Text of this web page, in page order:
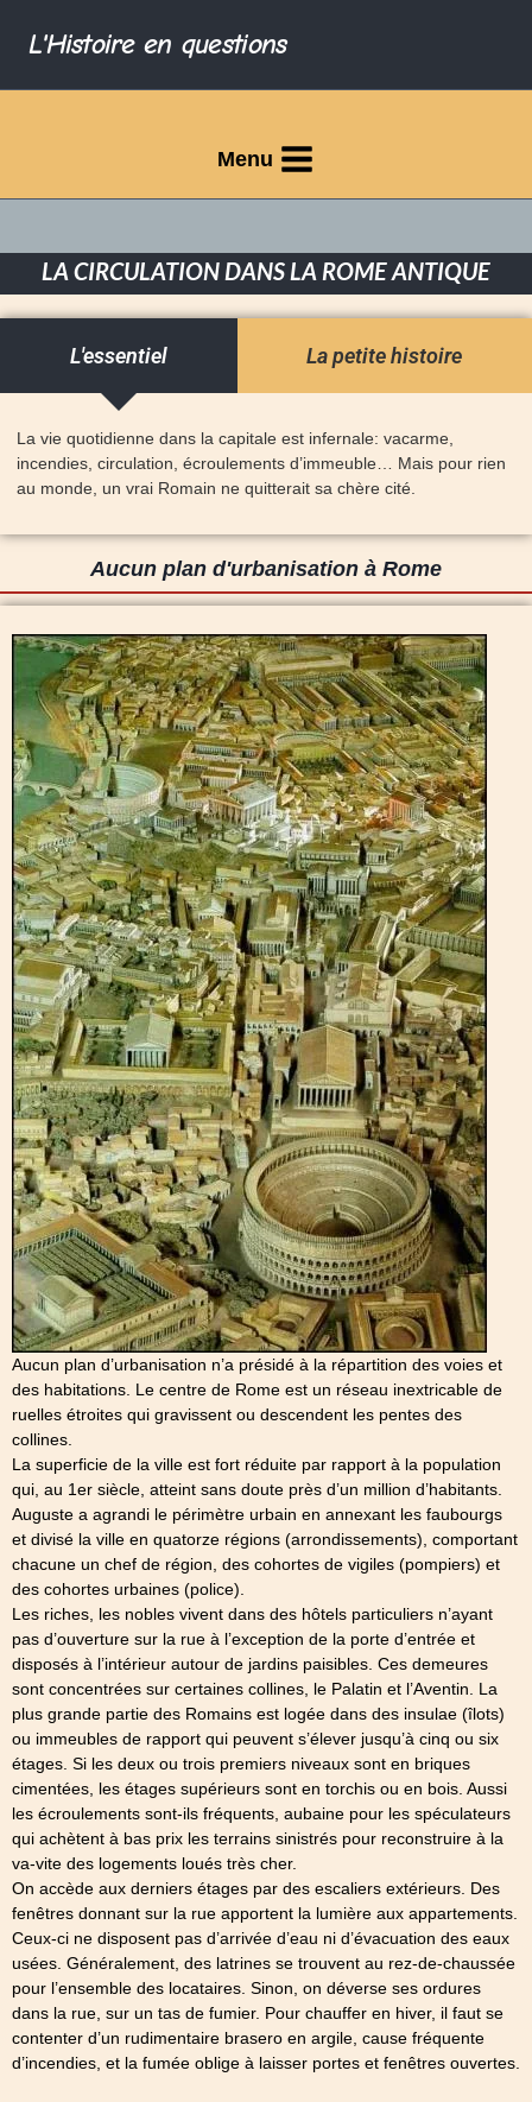
L'Histoire en questions
Menu
LA CIRCULATION DANS LA ROME ANTIQUE
L'essentiel La petite histoire
La vie quotidienne dans la capitale est infernale: vacarme,
incendies, circulation, écroulements d’immeuble… Mais pour rien
au monde, un vrai Romain ne quitterait sa chère cité.
Aucun plan d'urbanisation à Rome
Aucun plan d’urbanisation n’a présidé à la répartition des voies et
des habitations. Le centre de Rome est un réseau inextricable de
ruelles étroites qui gravissent ou descendent les pentes des
collines.
La superficie de la ville est fort réduite par rapport à la population
qui, au 1er siècle, atteint sans doute près d’un million d’habitants.
Auguste a agrandi le périmètre urbain en annexant les faubourgs
et divisé la ville en quatorze régions (arrondissements), comportant
chacune un chef de région, des cohortes de vigiles (pompiers) et
des cohortes urbaines (police).
Les riches, les nobles vivent dans des hôtels particuliers n’ayant
pas d’ouverture sur la rue à l’exception de la porte d’entrée et
disposés à l’intérieur autour de jardins paisibles. Ces demeures
sont concentrées sur certaines collines, le Palatin et l’Aventin. La
plus grande partie des Romains est logée dans des insulae (îlots)
ou immeubles de rapport qui peuvent s’élever jusqu’à cinq ou six
étages. Si les deux ou trois premiers niveaux sont en briques
cimentées, les étages supérieurs sont en torchis ou en bois. Aussi
les écroulements sont-ils fréquents, aubaine pour les spéculateurs
qui achètent à bas prix les terrains sinistrés pour reconstruire à la
va-vite des logements loués très cher.
On accède aux derniers étages par des escaliers extérieurs. Des
fenêtres donnant sur la rue apportent la lumière aux appartements.
Ceux-ci ne disposent pas d’arrivée d’eau ni d’évacuation des eaux
usées. Généralement, des latrines se trouvent au rez-de-chaussée
pour l’ensemble des locataires. Sinon, on déverse ses ordures
dans la rue, sur un tas de fumier. Pour chauffer en hiver, il faut se
contenter d’un rudimentaire brasero en argile, cause fréquente
d’incendies, et la fumée oblige à laisser portes et fenêtres ouvertes.